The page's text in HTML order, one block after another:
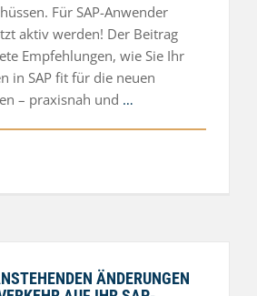
Für SAP-Anwender
aktiv werden! Der Beitrag
Empfehlungen, wie Sie Ihr
in SAP fit für die neuen
– praxisnah und …
ÄNDERUNGEN